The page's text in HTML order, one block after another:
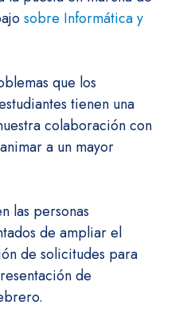
sobre Informática y
que los
tienen una
colaboración con
a un mayor
las personas
de ampliar el
de solicitudes para
de